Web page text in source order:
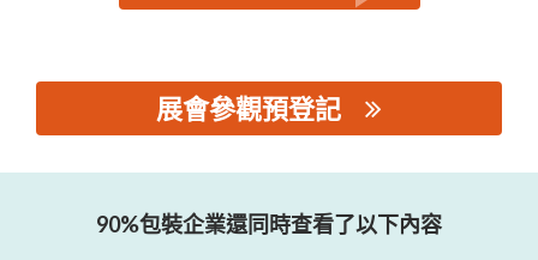
展會參觀預登記
90%包裝企業還同時查看了以下內容